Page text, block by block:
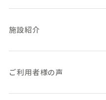
施設紹介
ご利用者様の声